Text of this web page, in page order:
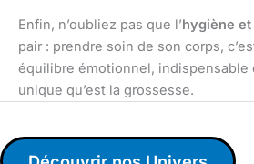
Enfin, n’oubliez pas que l’hygiène
pair : prendre soin de son corps,
équilibre émotionnel, indispensable
unique qu’est la grossesse.